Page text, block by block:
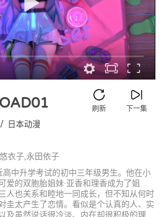
OAD01 下一集
刷新
/ 日本动漫
衣子,永田依子
中升学考试的初中三年级男生。他在小
爱的双胞胎姐妹·亚香和理香成为了姐
人也关系和睦地一同成长，但不知从何时
圭太产生了恋情。看似是个认真的人、实
及虽然说话很冷淡、内在却很积极的理